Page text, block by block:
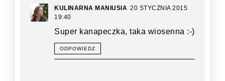
KULINARNA MANIUSIA 20 STYCZNIA 2015
19:40
Super kanapeczka, taka wiosenna :-)
ODPOWIEDZ